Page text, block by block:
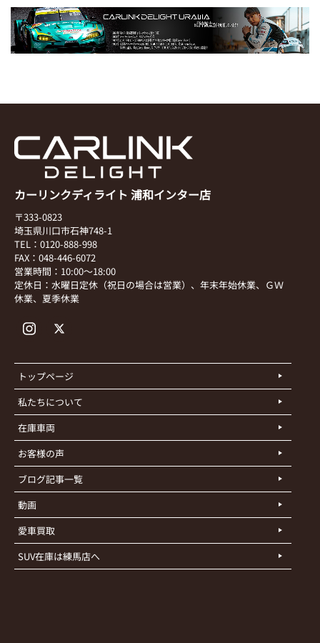
カーリンクディライト 浦和インター店
〒333-0823
埼玉県川口市石神748-1
TEL：0120-888-998
FAX：048-446-6072
営業時間：10:00～18:00
定休日：水曜日定休（祝日の場合は営業）、年末年始休業、ＧＷ
休業、夏季休業
トップページ
私たちについて
在庫車両
お客様の声
ブログ記事一覧
動画
愛車買取
SUV在庫は練馬店へ